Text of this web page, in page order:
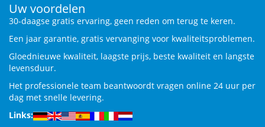
Uw voordelen
30-daagse gratis ervaring, geen reden om terug te keren.
Een jaar garantie, gratis vervanging voor kwaliteitsproblemen.
Gloednieuwe kwaliteit, laagste prijs, beste kwaliteit en langste
levensduur.
Het professionele team beantwoordt vragen online 24 uur per
dag met snelle levering.
Links: